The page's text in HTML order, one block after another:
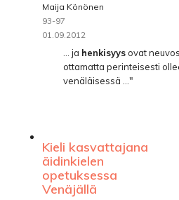
Maija Könönen
93-97
01.09.2012
... ja henkisyys ovat
ottamatta perinteisesti
venäläisessä ..."
Kieli kasvattajana
äidinkielen
opetuksessa
Venäjällä